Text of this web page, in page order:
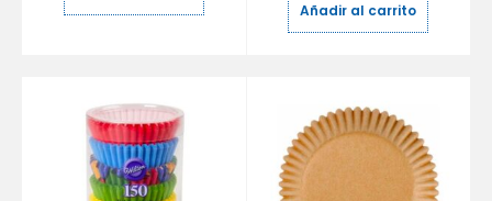
Añadir al carrito